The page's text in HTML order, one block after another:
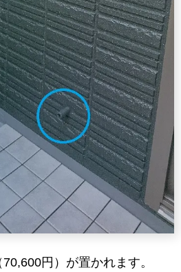
円）が置かれます。